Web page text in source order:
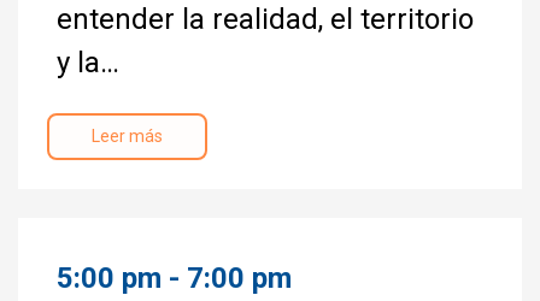
entender la realidad, el territorio
y la…
Leer más
5:00 pm - 7:00 pm